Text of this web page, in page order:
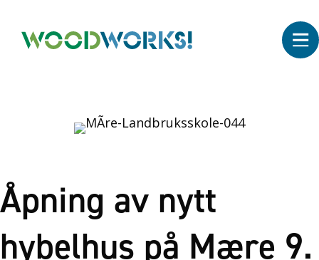
Åpning av nytt
hybelhus på Mære 9.